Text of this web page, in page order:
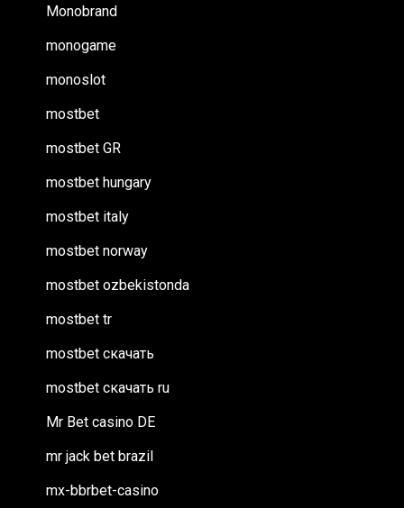
Monobrand
monogame
monoslot
mostbet
mostbet GR
mostbet hungary
mostbet italy
mostbet norway
mostbet ozbekistonda
mostbet tr
mostbet скачать
mostbet скачать ru
Mr Bet casino DE
mr jack bet brazil
mx-bbrbet-casino